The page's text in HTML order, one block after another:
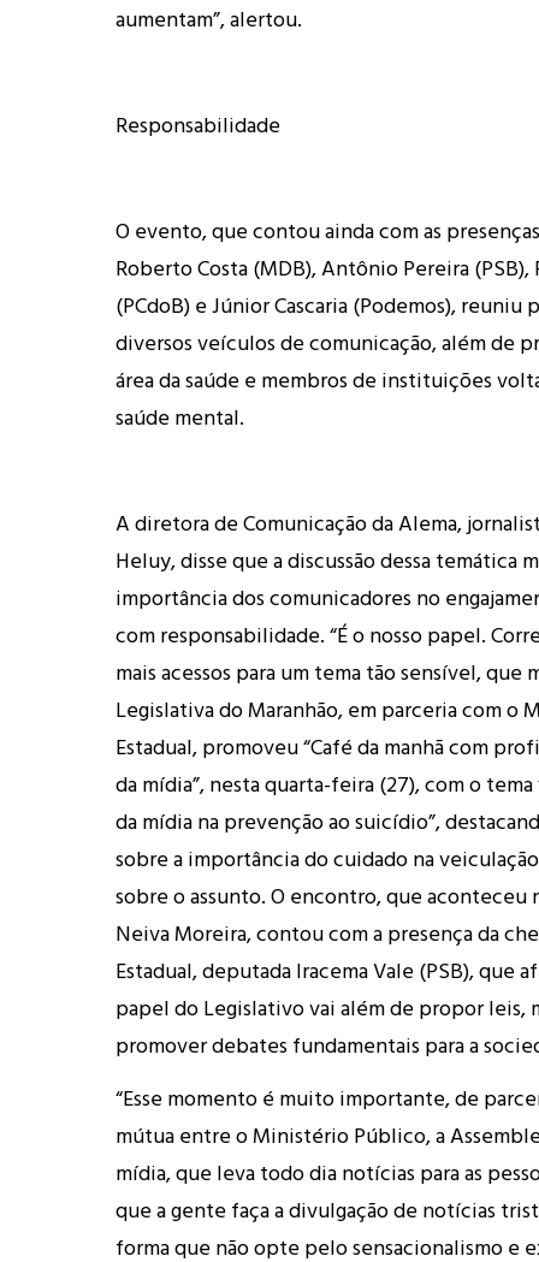
aumentam”, alertou.
Responsabilidade
O evento, que contou ainda com as
Roberto Costa (MDB), Antônio Pereira (PSB),
(PCdoB) e Júnior Cascaria (Podemos), reuniu
diversos veículos de comunicação, além de
área da saúde e membros de instituições
saúde mental.
A diretora de Comunicação da Alema,
Heluy, disse que a discussão dessa temática
importância dos comunicadores no
com responsabilidade. “É o nosso papel.
mais acessos para um tema tão sensível, que
Legislativa do Maranhão, em parceria com o
Estadual, promoveu “Café da manhã com
damídia”, nesta quarta-feira (27), com o
damídiana prevenção ao suicídio”,
sobre a importância do cuidado na
sobre o assunto. O encontro, que
Neiva Moreira, contou com a presença da
Estadual, deputada Iracema Vale (PSB), que
papel do Legislativo vai além de propor leis,
promover debates fundamentais para a
“Esse momento é muito importante, de
mútua entre o Ministério Público, a
mídia, que leva todo dia notícias para as
que a gente faça a divulgação de notícias
forma que não opte pelo sensacionalismo e